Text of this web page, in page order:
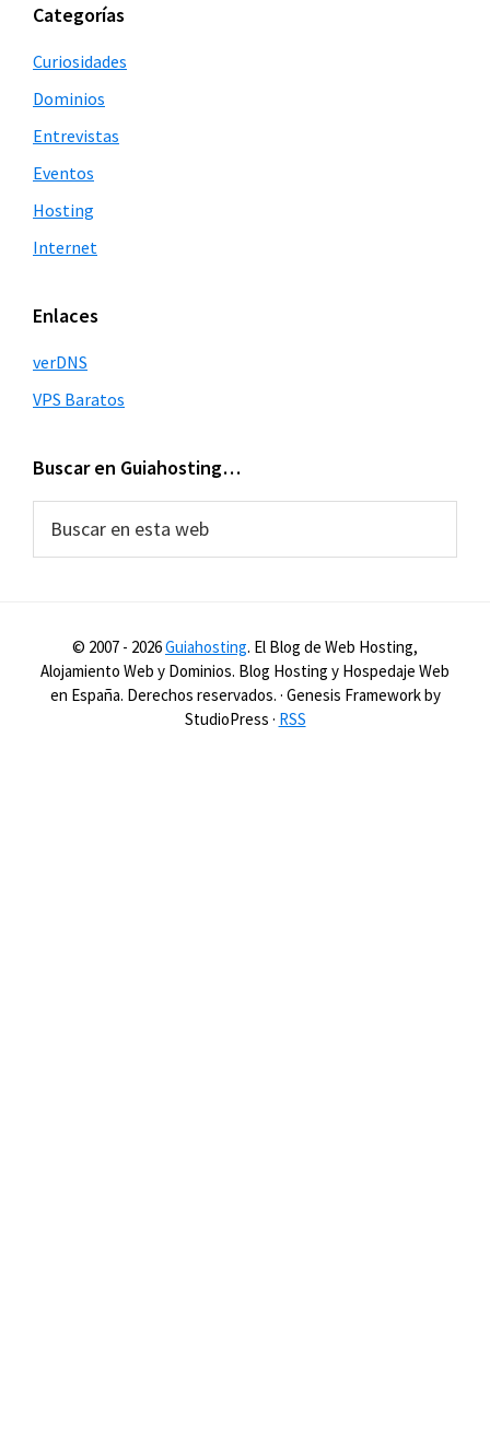
Barra
lateral
principal
Categorías
Curiosidades
Dominios
Entrevistas
Eventos
Hosting
Internet
Enlaces
verDNS
VPS Baratos
Buscar en Guiahosting…
© 2007 - 2026Guiahosting. El Blog de Web Hosting,
Alojamiento Web y Dominios. Blog Hosting y Hospedaje Web
en España. Derechos reservados. · Genesis Framework by
StudioPress · RSS